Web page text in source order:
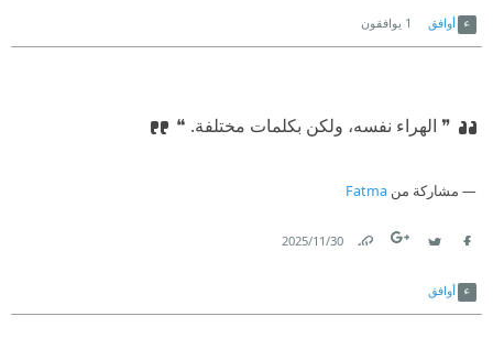
أوافق 1 يوافقون
❞ الهراء نفسه، ولكن بكلمات مختلفة. ❝
مشاركة من Fatma
30‏/11‏/2025
أوافق